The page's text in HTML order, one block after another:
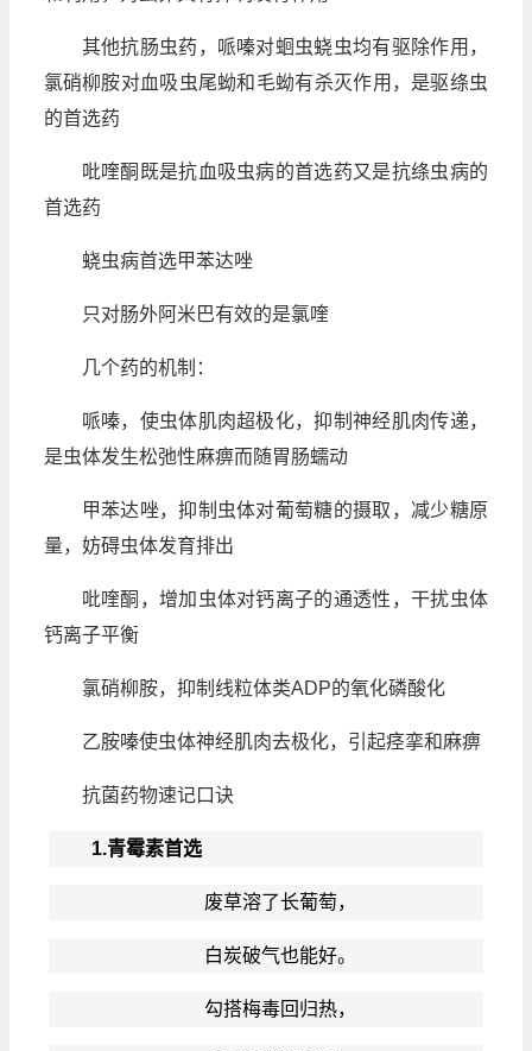
其他抗肠虫药，哌嗪对蛔虫蛲虫均有驱除作用，
氯硝柳胺对血吸虫尾蚴和毛蚴有杀灭作用，是驱绦虫
的首选药
吡喹酮既是抗血吸虫病的首选药又是抗绦虫病的
首选药
蛲虫病首选甲苯达唑
只对肠外阿米巴有效的是氯喹
几个药的机制：
哌嗪，使虫体肌肉超极化，抑制神经肌肉传递，
是虫体发生松弛性麻痹而随胃肠蠕动
甲苯达唑，抑制虫体对葡萄糖的摄取，减少糖原
量，妨碍虫体发育排出
吡喹酮，增加虫体对钙离子的通透性，干扰虫体
钙离子平衡
氯硝柳胺，抑制线粒体类ADP的氧化磷酸化
乙胺嗪使虫体神经肌肉去极化，引起痉挛和麻痹
抗菌药物速记口诀
1.青霉素首选
废草溶了长葡萄，
白炭破气也能好。
勾搭梅毒回归热，